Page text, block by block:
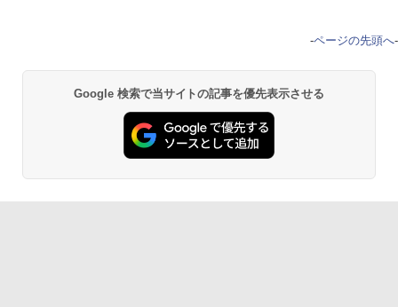
-ページの先頭へ-
Google 検索で当サイトの記事を優先表示させる